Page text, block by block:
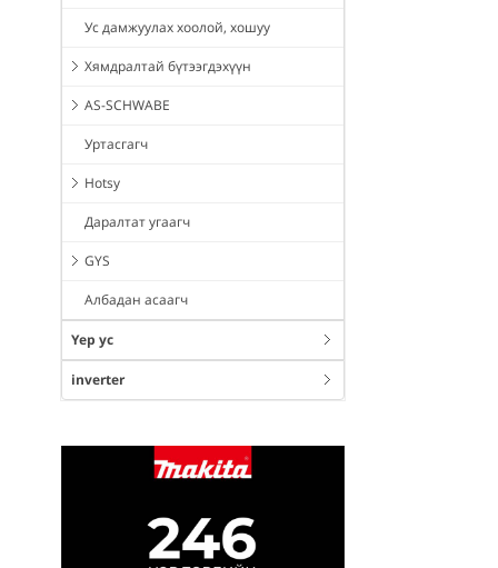
Ус дамжуулах хоолой, хошуу
Хямдралтай бүтээгдэхүүн
AS-SCHWABE
Уртасгагч
Hotsy
Даралтат угаагч
GYS
Албадан асаагч
Үер ус
inverter